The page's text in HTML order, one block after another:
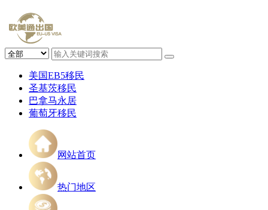
美国EB5移民
圣基茨移民
巴拿马永居
葡萄牙移民
网站首页
热门地区